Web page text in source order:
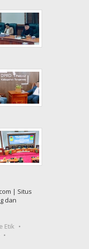
| Situs
dan
Etik